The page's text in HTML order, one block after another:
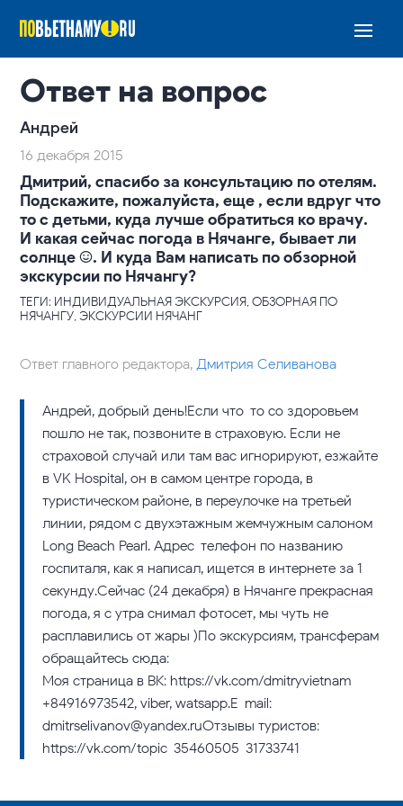
Ответ на вопрос
Андрей
16 декабря 2015
Дмитрий, спасибо за консультацию по отелям.
Подскажите, пожалуйста, еще , если вдруг что
то с детьми, куда лучше обратиться ко врачу.
И какая сейчас погода в Нячанге, бывает ли
солнце :). И куда Вам написать по обзорной
экскурсии по Нячангу?
ТЕГИ: ИНДИВИДУАЛЬНАЯ ЭКСКУРСИЯ, ОБЗОРНАЯ ПО
НЯЧАНГУ, ЭКСКУРСИИ НЯЧАНГ
Ответ главного редактора,Дмитрия Селиванова
Андрей, добрый день!Если что-то со здоровьем
пошло не так, позвоните в страховую. Если не
страховой случай или там вас игнорируют, езжайте
в VK Hospital, он в самом центре города, в
туристическом районе, в переулочке на третьей
линии, рядом с двухэтажным жемчужным салоном
Long Beach Pearl. Адрес-телефон по названию
госпиталя, как я написал, ищется в интернете за 1
секунду.Сейчас (24 декабря) в Нячанге прекрасная
погода, я с утра снимал фотосет, мы чуть не
расплавились от жары )По экскурсиям, трансферам
обращайтесь сюда:
Моя страница в ВК: https://vk.com/dmitryvietnam
​+84916973542, viber, watsapp.E-mail:
dmitrselivanov@yandex.ruОтзывы туристов:
https://vk.com/topic-35460505_31733741